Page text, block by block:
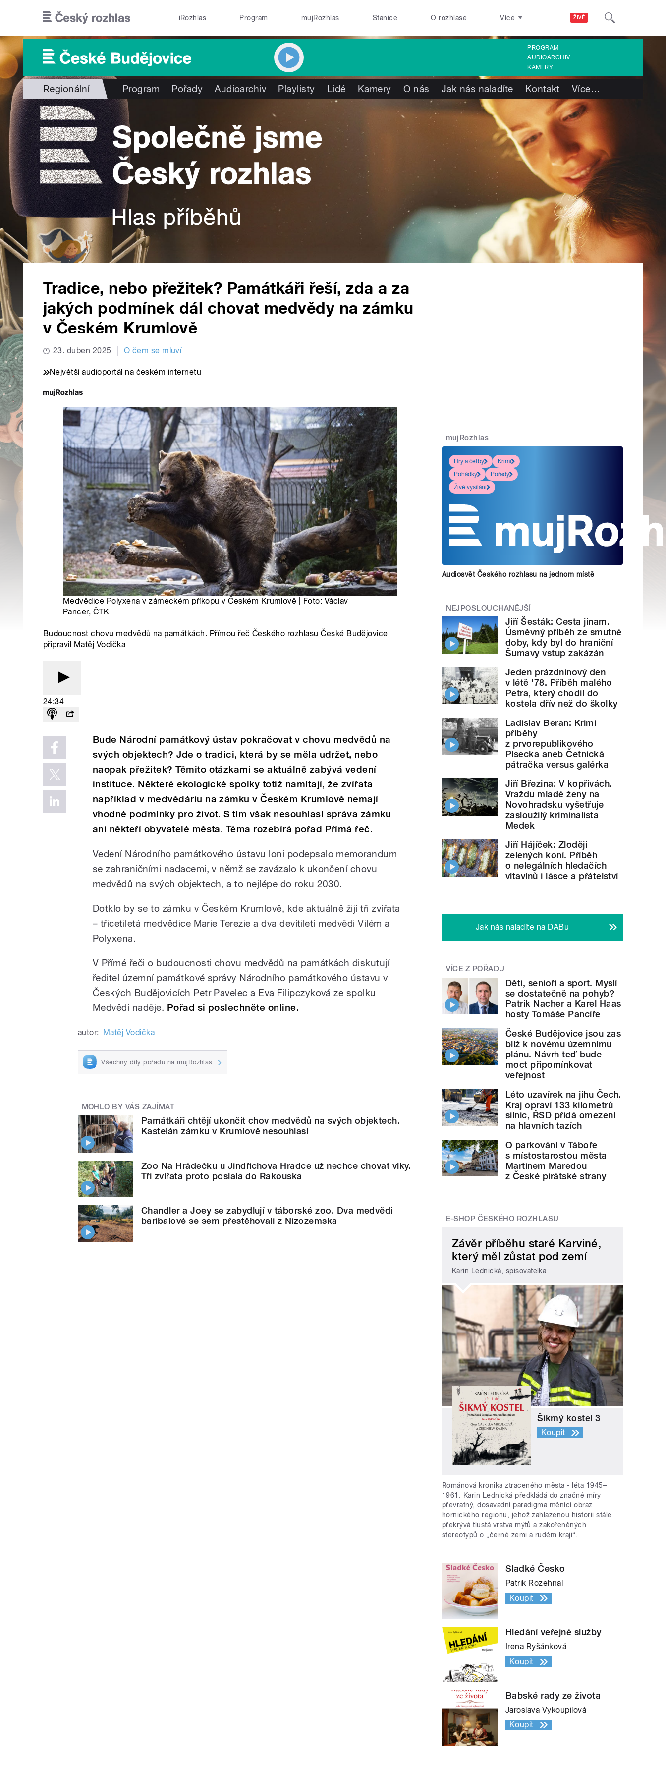
ŽIVĚ
iRozhlas Program mujRozhlas Stanice O rozhlase Více
PROGRAM
AUDIOARCHIV
KAMERY
Regionální Program Pořady Audioarchiv Playlisty Lidé Kamery O nás Jak nás naladíte Kontakt Více…
Tradice, nebo přežitek? Památkáři řeší, zda a za
jakých podmínek dál chovat medvědy na zámku
v Českém Krumlově
23. duben 2025 O čem se mluví
Největší audioportál na českém internetu
Medvědice Polyxena v zámeckém příkopu v Českém Krumlově | Foto: Václav
Pancer, ČTK
Budoucnost chovu medvědů na památkách. Přímou řeč Českého rozhlasu České Budějovice
připravil Matěj Vodička
24:34
Bude Národní památkový ústav pokračovat v chovu medvědů na
svých objektech? Jde o tradici, která by se měla udržet, nebo
naopak přežitek? Těmito otázkami se aktuálně zabývá vedení
instituce. Některé ekologické spolky totiž namítají, že zvířata
například v medvědáriu na zámku v Českém Krumlově nemají
vhodné podmínky pro život. S tím však nesouhlasí správa zámku
ani někteří obyvatelé města. Téma rozebírá pořad Přímá řeč.
Vedení Národního památkového ústavu loni podepsalo memorandum
se zahraničními nadacemi, v němž se zavázalo k ukončení chovu
medvědů na svých objektech, a to nejlépe do roku 2030.
Dotklo by se to zámku v Českém Krumlově, kde aktuálně žijí tři zvířata
– třicetiletá medvědice Marie Terezie a dva devítiletí medvědi Vilém a
Polyxena.
V Přímé řeči o budoucnosti chovu medvědů na památkách diskutují
ředitel územní památkové správy Národního památkového ústavu v
Českých Budějovicích Petr Pavelec a Eva Filipczyková ze spolku
Medvědí naděje. Pořad si poslechněte online.
autor: Matěj Vodička
Všechny díly pořadu na mujRozhlas
MOHLO BY VÁS ZAJÍMAT
Památkáři chtějí ukončit chov medvědů na svých objektech.
Kastelán zámku v Krumlově nesouhlasí
Zoo Na Hrádečku u Jindřichova Hradce už nechce chovat vlky.
Tři zvířata proto poslala do Rakouska
Chandler a Joey se zabydlují v táborské zoo. Dva medvědi
baribalové se sem přestěhovali z Nizozemska
mujRozhlas
Hry a četby
Krimi
Pohádky
Pořady
Živé vysílání
Audiosvět Českého rozhlasu na jednom místě
NEJPOSLOUCHANĚJŠÍ
Jiří Šesták: Cesta jinam.
Úsměvný příběh ze smutné
doby, kdy byl do hraniční
Šumavy vstup zakázán
Jeden prázdninový den
v létě '78. Příběh malého
Petra, který chodil do
kostela dřív než do školky
Ladislav Beran: Krimi
příběhy
z prvorepublikového
Písecka aneb Četnická
pátračka versus galérka
Jiří Březina: V kopřivách.
Vraždu mladé ženy na
Novohradsku vyšetřuje
zasloužilý kriminalista
Medek
Jiří Hájíček: Zloději
zelených koní. Příběh
o nelegálních hledačích
vltavínů i lásce a přátelství
Jak nás naladíte na DABu
VÍCE Z POŘADU
Děti, senioři a sport. Myslí
se dostatečně na pohyb?
Patrik Nacher a Karel Haas
hosty Tomáše Pancíře
České Budějovice jsou zas
blíž k novému územnímu
plánu. Návrh teď bude
moct připomínkovat
veřejnost
Léto uzavírek na jihu Čech.
Kraj opraví 133 kilometrů
silnic, ŘSD přidá omezení
na hlavních tazích
O parkování v Táboře
s místostarostou města
Martinem Maredou
z České pirátské strany
E-SHOP ČESKÉHO ROZHLASU
Závěr příběhu staré Karviné,
který měl zůstat pod zemí
Karin Lednická, spisovatelka
Šikmý kostel 3
Koupit
Románová kronika ztraceného města - léta 1945–
1961. Karin Lednická předkládá do značné míry
převratný, dosavadní paradigma měnící obraz
hornického regionu, jehož zahlazenou historii stále
překrývá tlustá vrstva mýtů a zakořeněných
stereotypů o „černé zemi a rudém kraji“.
Sladké Česko
Patrik Rozehnal
Koupit
Hledání veřejné služby
Irena Ryšánková
Koupit
Babské rady ze života
Jaroslava Vykoupilová
Koupit